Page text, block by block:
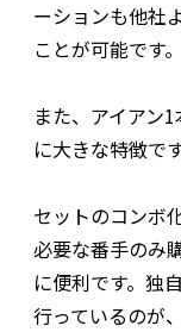
ーションも他社
ことが可能です。
また、アイアン
に大きな特徴です
セットのコンボ
必要な番手のみ
に便利です。独
行っているのが